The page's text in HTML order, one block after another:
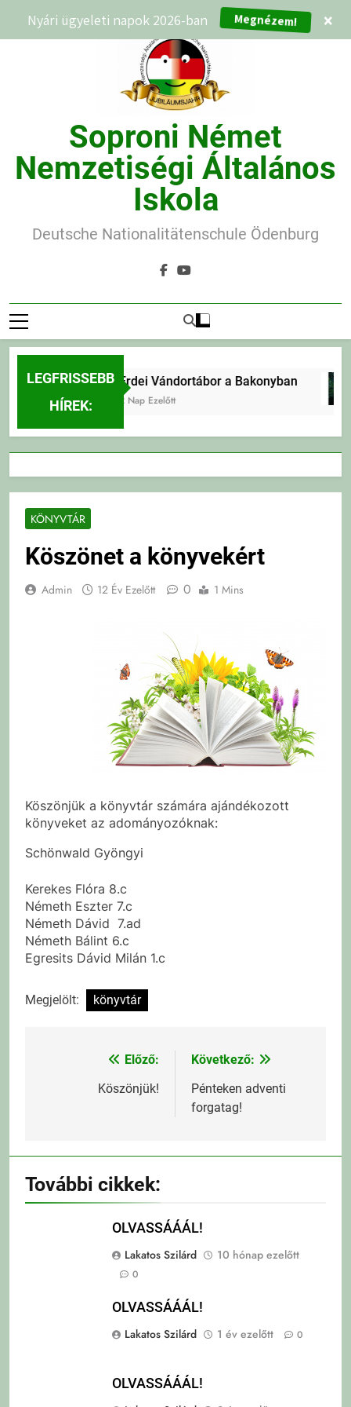
Soproni Német
Nemzetiségi Általános
Iskola
Deutsche Nationalitätenschule Ödenburg
LEGFRISSEBB
HÍREK:
Erdei Vándortábor a Bakonyban
2 Nap Ezelőtt
KÖNYVTÁR
Köszönet a könyvekért
Admin 12 Év Ezelőtt 0 1 Mins
Köszönjük a könyvtár számára ajándékozott
könyveket az adományozóknak:
Schönwald Gyöngyi
Kerekes Flóra 8.c
Németh Eszter 7.c
Németh Dávid 7.ad
Németh Bálint 6.c
Egresits Dávid Milán 1.c
Megjelölt: könyvtár
Bejegyzés
navigáció
Előző:
Köszönjük!
Következő:
Pénteken adventi
forgatag!
További cikkek:
OLVASSÁÁÁL!
Lakatos Szilárd
10 hónap ezelőtt
0
OLVASSÁÁÁL!
Lakatos Szilárd
1 év ezelőtt 0
OLVASSÁÁÁL!
Nyári ügyeleti napok 2026-ban Megnézem! ×